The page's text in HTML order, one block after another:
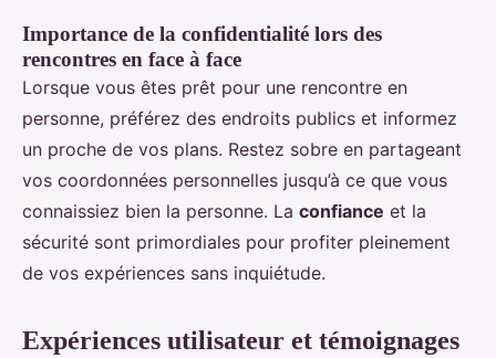
Importance de la confidentialité lors des
rencontres en face à face
Lorsque vous êtes prêt pour une rencontre en
personne, préférez des endroits publics et informez
un proche de vos plans. Restez sobre en partageant
vos coordonnées personnelles jusqu’à ce que vous
connaissiez bien la personne. La confiance et la
sécurité sont primordiales pour profiter pleinement
de vos expériences sans inquiétude.
Expériences utilisateur et témoignages